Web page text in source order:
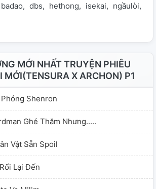
badao dbs hethong isekai ngầulòi
MỚI NHẤT TRUYỆN PHIÊU
MỚI(TENSURA X ARCHON) P1
Shenron
Ghé Thăm Nhưng.....
Vật Sẵn Spoil
Lại Đến